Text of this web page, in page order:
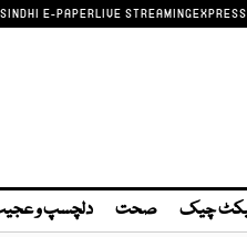
SINDHI E-PAPERLIVE STREAMING
چیک صحت دلچسپ و